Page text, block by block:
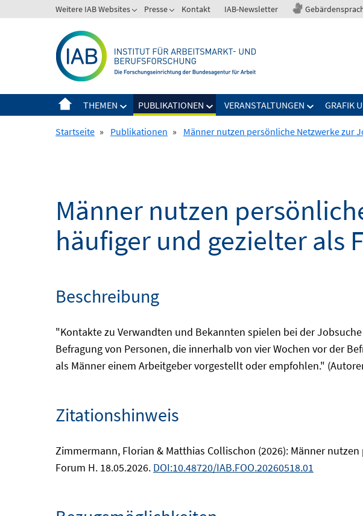
zum
Weitere IAB Websites Presse Kontakt IAB-Newsletter
THEMEN PUBLIKATIONEN VERANSTALTUNGEN GRAFIK
Startseite » Publikationen » Männer nutzen persönliche Netzwerke zur
Männer nutzen
häufiger und gezielter als
Beschreibung
"Kontakte zu Verwandten und Bekannten spielen bei der
Befragung von Personen, die innerhalb von vier Wochen vor der
als Männer einem Arbeitgeber vorgestellt oder empfohlen."
Zitationshinweis
Zimmermann, Florian & Matthias Collischon (2026): Männer
Forum H. 18.05.2026. DOI:10.48720/IAB.FOO.20260518.01